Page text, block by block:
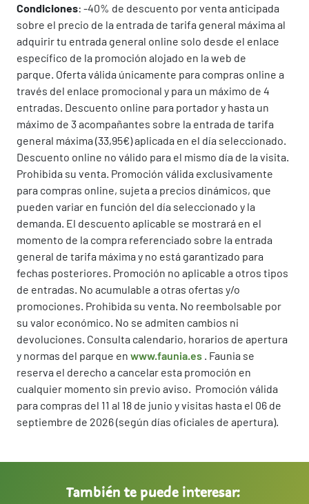
Condiciones: -40% de descuento por venta anticipada
sobre el precio de la entrada de tarifa general máxima al
adquirir tu entrada general online solo desde el enlace
específico de la promoción alojado en la web de
parque. Oferta válida únicamente para compras online a
través del enlace promocional y para un máximo de 4
entradas. Descuento online para portador y hasta un
máximo de 3 acompañantes sobre la entrada de tarifa
general máxima (33,95€) aplicada en el día seleccionado.
Descuento online no válido para el mismo día de la visita.
Prohibida su venta. Promoción válida exclusivamente
para compras online, sujeta a precios dinámicos, que
pueden variar en función del día seleccionado y la
demanda. El descuento aplicable se mostrará en el
momento de la compra referenciado sobre la entrada
general de tarifa máxima y no está garantizado para
fechas posteriores. Promoción no aplicable a otros tipos
de entradas. No acumulable a otras ofertas y/o
promociones. Prohibida su venta. No reembolsable por
su valor económico. No se admiten cambios ni
devoluciones. Consulta calendario, horarios de apertura
y normas del parque en www.faunia.es . Faunia se
reserva el derecho a cancelar esta promoción en
cualquier momento sin previo aviso. Promoción válida
para compras del 11 al 18 de junio y visitas hasta el 06 de
septiembre de 2026 (según días oficiales de apertura).
También te puede interesar: